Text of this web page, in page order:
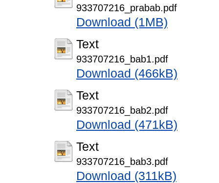
933707216_prabab.pdf
Download (1MB)
Text
933707216_bab1.pdf
Download (466kB)
Text
933707216_bab2.pdf
Download (471kB)
Text
933707216_bab3.pdf
Download (311kB)